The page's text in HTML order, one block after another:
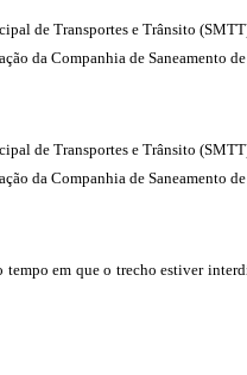
de Transportes e Trânsito
da Companhia de Saneamento
de Transportes e Trânsito
da Companhia de Saneamento
em que o trecho estiver